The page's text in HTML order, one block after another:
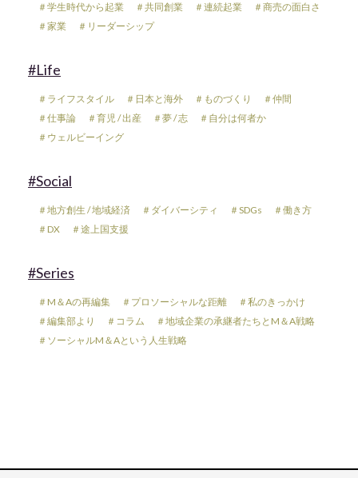
＃学生時代から起業
＃共同創業 ＃連続起業
＃商売の面白さ
＃家業
＃リーダーシップ
#Life
＃ライフスタイル ＃日本と海外 ＃ものづくり
＃仲間
＃仕事論
＃育児 / 出産 ＃夢 / 志
＃自分は何者か
＃ウェルビーイング
#Social
＃地方創生 / 地域経済 ＃ダイバーシティ ＃SDGs
＃働き方
＃DX
＃途上国支援
#Series
＃M＆Aの再編集 ＃プロソーシャルな距離
＃私のきっかけ
＃編集部より
＃コラム
＃地域企業の承継者たちとM＆A戦略
＃ソーシャルM＆Aという人生戦略